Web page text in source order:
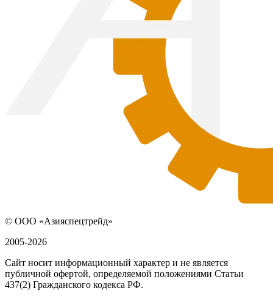
© ООО «Азияспецтрейд»
2005-2026
Сайт носит информационный характер и не является
публичной офертой, определяемой положениями Статьи
437(2) Гражданского кодекса РФ.